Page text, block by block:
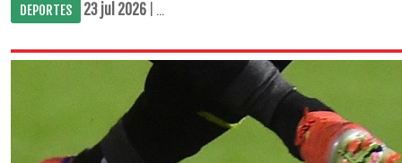
DEPORTES 23 jul 2026 | ...